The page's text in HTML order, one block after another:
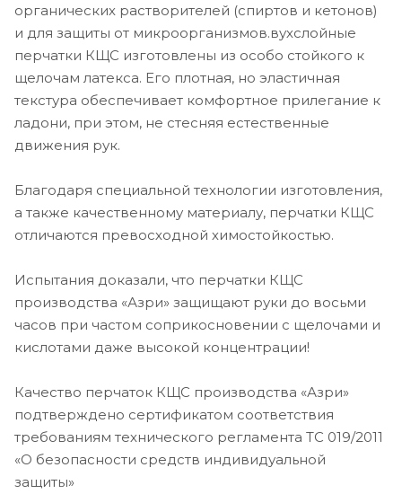
органических растворителей (спиртов и кетонов)
и для защиты от микроорганизмов.вухслойные
перчатки КЩС изготовлены из особо стойкого к
щелочам латекса. Его плотная, но эластичная
текстура обеспечивает комфортное прилегание к
ладони, при этом, не стесняя естественные
движения рук.
Благодаря специальной технологии изготовления,
а также качественному материалу, перчатки КЩС
отличаются превосходной химостойкостью.
Испытания доказали, что перчатки КЩС
производства «Азри» защищают руки до восьми
часов при частом соприкосновении с щелочами и
кислотами даже высокой концентрации!
Качество перчаток КЩС производства «Азри»
подтверждено сертификатом соответствия
требованиям технического регламента ТС 019/2011
«О безопасности средств индивидуальной
защиты»